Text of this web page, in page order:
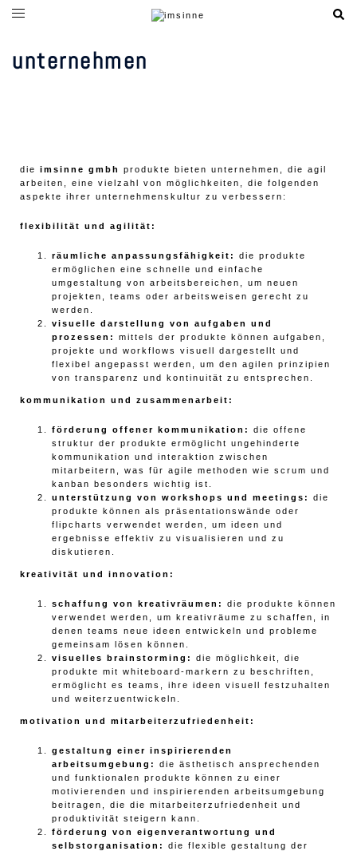
unternehmen
die imsinne gmbh produkte bieten unternehmen, die agil
arbeiten, eine vielzahl von möglichkeiten, die folgenden
aspekte ihrer unternehmenskultur zu verbessern:
flexibilität und agilität:
räumliche anpassungsfähigkeit:
die produkte
ermöglichen eine schnelle und einfache
umgestaltung von arbeitsbereichen, um neuen
projekten, teams oder arbeitsweisen gerecht zu
werden.
visuelle darstellung von aufgaben und
prozessen:
mittels der produkte können aufgaben,
projekte und workflows visuell dargestellt und
flexibel angepasst werden, um den agilen prinzipien
von transparenz und kontinuität zu entsprechen.
kommunikation und zusammenarbeit:
förderung offener kommunikation:
die offene
struktur der produkte ermöglicht ungehinderte
kommunikation und interaktion zwischen
mitarbeitern, was für agile methoden wie scrum und
kanban besonders wichtig ist.
unterstützung von workshops und meetings:
die
produkte können als präsentationswände oder
flipcharts verwendet werden, um ideen und
ergebnisse effektiv zu visualisieren und zu
diskutieren.
kreativität und innovation:
schaffung von kreativräumen:
die produkte können
verwendet werden, um kreativräume zu schaffen, in
denen teams neue ideen entwickeln und probleme
gemeinsam lösen können.
visuelles brainstorming:
die möglichkeit, die
produkte mit whiteboard-markern zu beschriften,
ermöglicht es teams, ihre ideen visuell festzuhalten
und weiterzuentwickeln.
motivation und mitarbeiterzufriedenheit:
gestaltung einer inspirierenden
arbeitsumgebung:
die ästhetisch ansprechenden
und funktionalen produkte können zu einer
motivierenden und inspirierenden arbeitsumgebung
beitragen, die die mitarbeiterzufriedenheit und
produktivität steigern kann.
förderung von eigenverantwortung und
selbstorganisation:
die flexible gestaltung der